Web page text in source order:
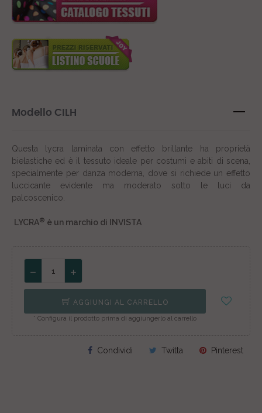
Modello CILH
Questa lycra laminata con effetto brillante ha proprietà
bielastiche ed è il tessuto ideale per costumi e abiti di scena,
specialmente per danza moderna, dove si richiede un effetto
luccicante evidente ma moderato sotto le luci da
palcoscenico.
LYCRA® è un marchio di INVISTA
AGGIUNGI AL CARRELLO
* Configura il prodotto prima di aggiungerlo al carrello
Condividi Twitta Pinterest